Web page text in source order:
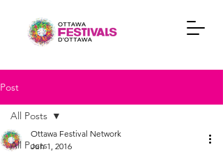
Post
All Posts
All Posts
Ottawa Festival Network
Jun 1, 2016